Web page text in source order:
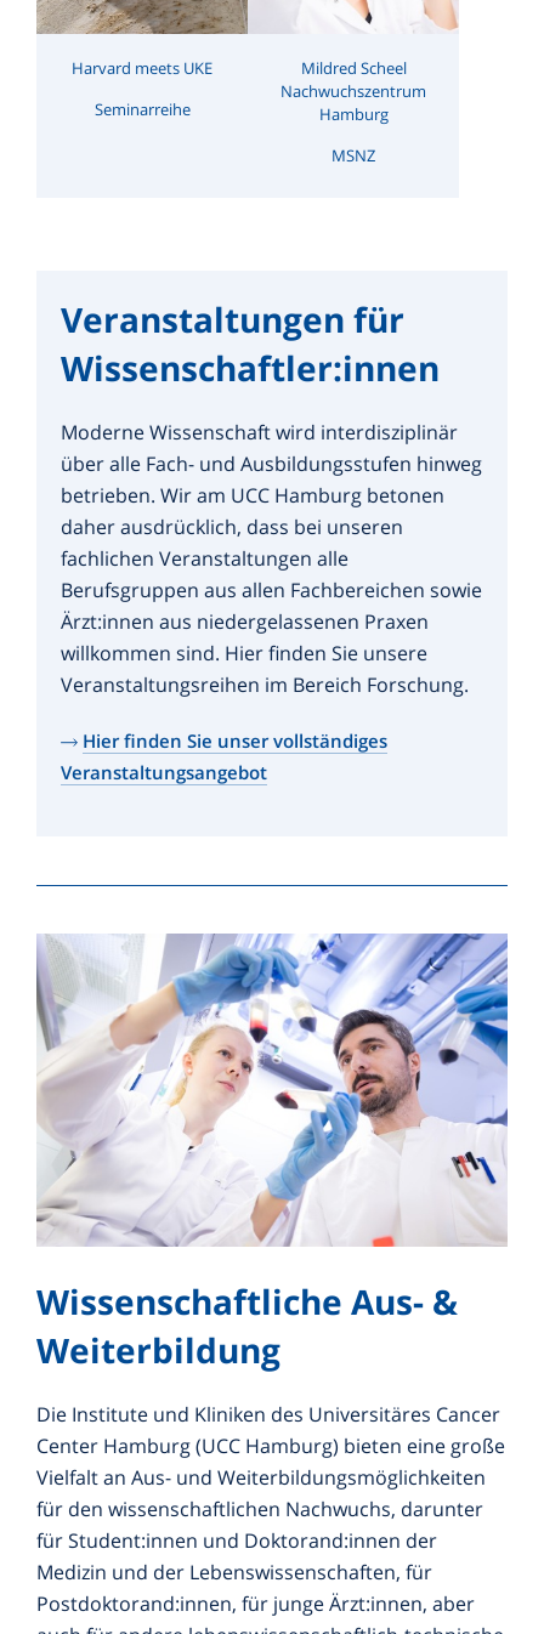
Harvard meets UKE
Seminarreihe
Mildred Scheel
Nachwuchszentrum
Hamburg
MSNZ
Veranstaltungen für
Wissenschaftler:innen
Moderne Wissenschaft wird interdisziplinär
über alle Fach- und Ausbildungsstufen hinweg
betrieben. Wir am UCC Hamburg betonen
daher ausdrücklich, dass bei unseren
fachlichen Veranstaltungen alle
Berufsgruppen aus allen Fachbereichen sowie
Ärzt:innen aus niedergelassenen Praxen
willkommen sind. Hier finden Sie unsere
Veranstaltungsreihen im Bereich Forschung.
Hier finden Sie unser vollständiges
Veranstaltungsangebot
Wissenschaftliche Aus- &
Weiterbildung
Die Institute und Kliniken des Universitäres Cancer
Center Hamburg (UCC Hamburg) bieten eine große
Vielfalt an Aus- und Weiterbildungsmöglichkeiten
für den wissenschaftlichen Nachwuchs, darunter
für Student:innen und Doktorand:innen der
Medizin und der Lebenswissenschaften, für
Postdoktorand:innen, für junge Ärzt:innen, aber